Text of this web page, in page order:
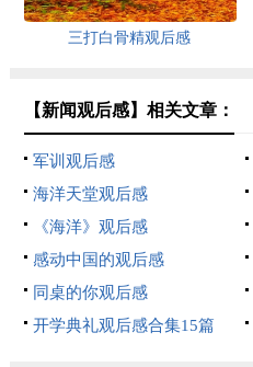
三打白骨精观后感
【新闻观后感】相关文章：
军训观后感
海洋天堂观后感
《海洋》观后感
感动中国的观后感
同桌的你观后感
开学典礼观后感合集15篇